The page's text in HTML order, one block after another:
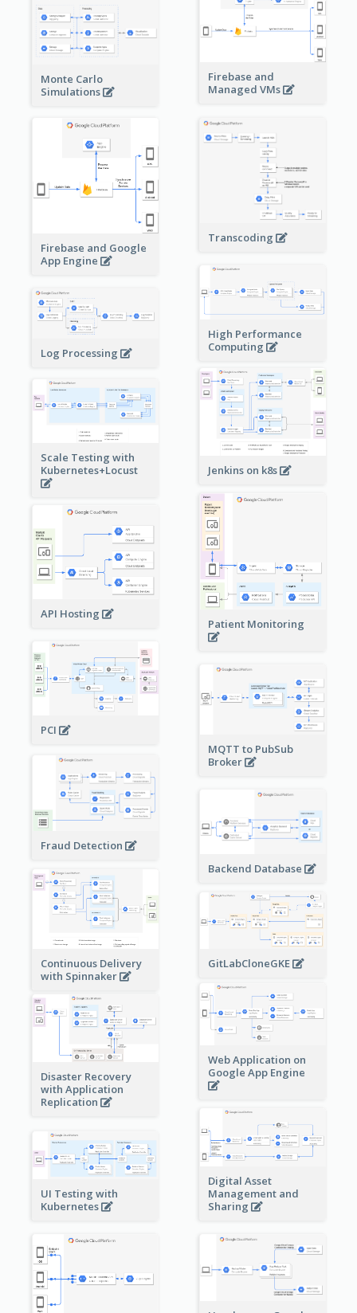
Firebase and
Managed VMs
Monte Carlo
Simulations
Firebase and Google
App Engine
Transcoding
High Performance
Computing
Log Processing
Jenkins on k8s
Scale Testing with
Kubernetes+Locust
Patient Monitoring
API Hosting
PCI
MQTT to PubSub
Broker
Fraud Detection
Backend Database
Continuous Delivery
with Spinnaker
GitLabCloneGKE
Web Application on
Google App Engine
Disaster Recovery
with Application
Replication
Digital Asset
Management and
Sharing
UI Testing with
Kubernetes